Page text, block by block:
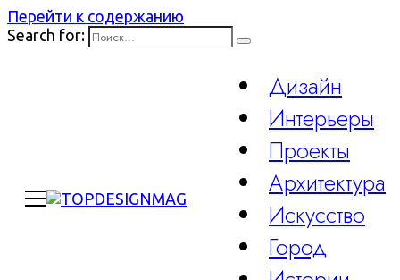
Перейти к содержанию
Search for:
Дизайн
Интерьеры
Проекты
Архитектура
Искусство
Город